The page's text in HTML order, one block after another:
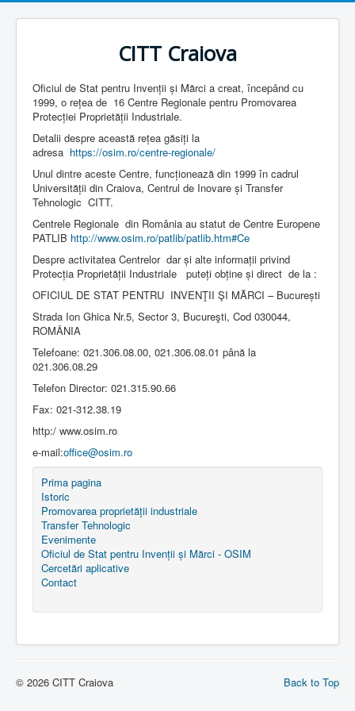
CITT Craiova
Oficiul de Stat pentru Invenții și Mărci a creat, începând cu
1999, o rețea de 16 Centre Regionale pentru Promovarea
Protecției Proprietății Industriale.
Detalii despre această rețea găsiți la
adresa https://osim.ro/centre-regionale/
Unul dintre aceste Centre, funcționează din 1999 în cadrul
Universității din Craiova, Centrul de Inovare și Transfer
Tehnologic CITT.
Centrele Regionale din România au statut de Centre Europene
PATLIB http://www.osim.ro/patlib/patlib.htm#Ce
Despre activitatea Centrelor dar și alte informații privind
Protecția Proprietății Industriale puteți obține și direct de la :
OFICIUL DE STAT PENTRU INVENŢII ŞI MĂRCI – București
Strada Ion Ghica Nr.5, Sector 3, Bucureşti, Cod 030044,
ROMÂNIA
Telefoane: 021.306.08.00, 021.306.08.01 până la
021.306.08.29
Telefon Director: 021.315.90.66
Fax: 021-312.38.19
http:/ www.osim.ro
e-mail:office@osim.ro
Prima pagina
Istoric
Promovarea proprietății industriale
Transfer Tehnologic
Evenimente
Oficiul de Stat pentru Invenții și Mărci - OSIM
Cercetări aplicative
Contact
Back to Top
© 2026 CITT Craiova